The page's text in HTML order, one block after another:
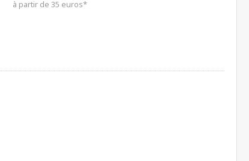
à partir de 35 euros*